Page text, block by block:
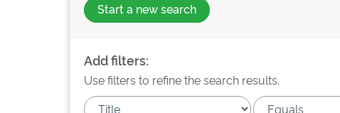
Start a new search
Add filters:
Use filters to refine the search results.